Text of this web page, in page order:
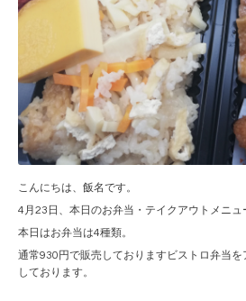
こんにちは、飯名です。
4月23日、本日のお弁当・テイクアウトメニュ
本日はお弁当は4種類。
通常930円で販売しておりますビストロ弁当
しております。